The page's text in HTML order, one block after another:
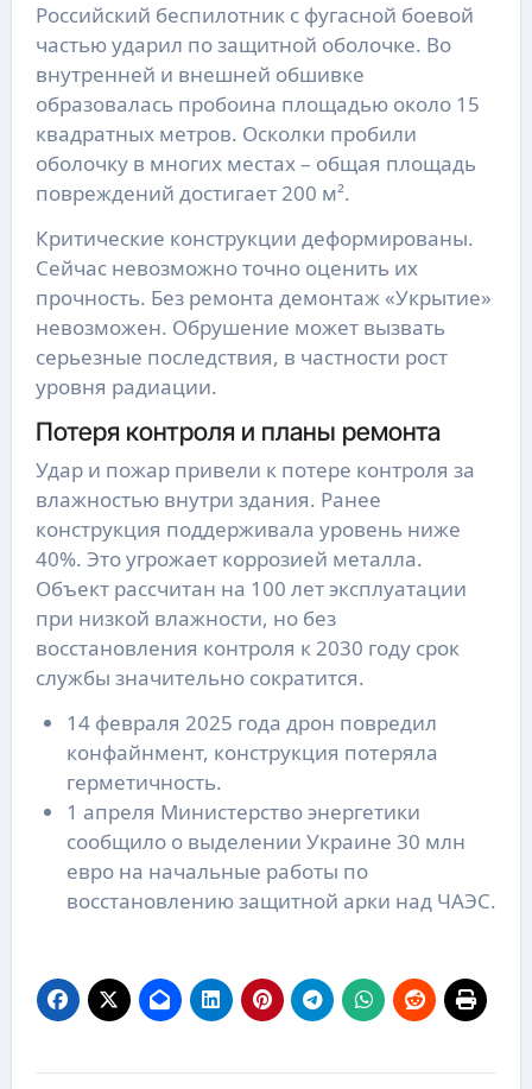
Российский беспилотник с фугасной боевой
частью ударил по защитной оболочке. Во
внутренней и внешней обшивке
образовалась пробоина площадью около 15
квадратных метров. Осколки пробили
оболочку в многих местах – общая площадь
повреждений достигает 200 м².
Критические конструкции деформированы.
Сейчас невозможно точно оценить их
прочность. Без ремонта демонтаж «Укрытие»
невозможен. Обрушение может вызвать
серьезные последствия, в частности рост
уровня радиации.
Потеря контроля и планы ремонта
Удар и пожар привели к потере контроля за
влажностью внутри здания. Ранее
конструкция поддерживала уровень ниже
40%. Это угрожает коррозией металла.
Объект рассчитан на 100 лет эксплуатации
при низкой влажности, но без
восстановления контроля к 2030 году срок
службы значительно сократится.
14 февраля 2025 года дрон повредил
конфайнмент, конструкция потеряла
герметичность.
1 апреля Министерство энергетики
сообщило о выделении Украине 30 млн
евро на начальные работы по
восстановлению защитной арки над ЧАЭС.